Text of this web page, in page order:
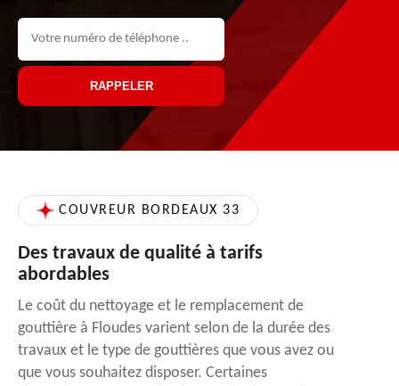
COUVREUR BORDEAUX 33
Des travaux de qualité à tarifs
abordables
Le coût du nettoyage et le remplacement de
gouttière à Floudes varient selon de la durée des
travaux et le type de gouttières que vous avez ou
que vous souhaitez disposer. Certaines